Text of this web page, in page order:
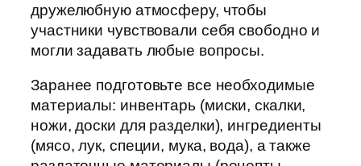
дружелюбную атмосферу, чтобы
участники чувствовали себя свободно и
могли задавать любые вопросы.
Заранее подготовьте все необходимые
материалы: инвентарь (миски, скалки,
ножи, доски для разделки), ингредиенты
(мясо, лук, специи, мука, вода), а также